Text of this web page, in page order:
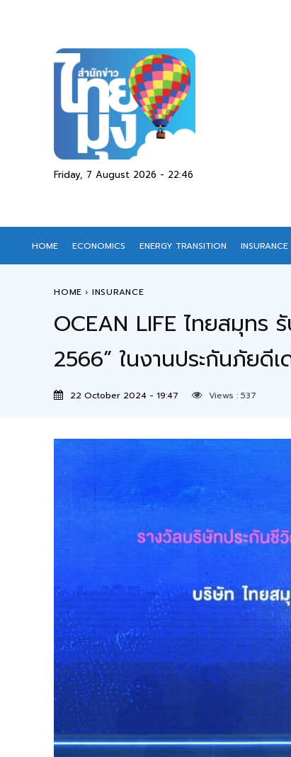
Friday, 7 August 2026 - 22:46
HOME ECONOMICS ENERGY TRANSITION INSURANCE
HOME INSURANCE
OCEAN LIFE ไทยสมุทร
2566” ในงานประกันภัยดี
22 October 2024 - 19:47 Views : 537